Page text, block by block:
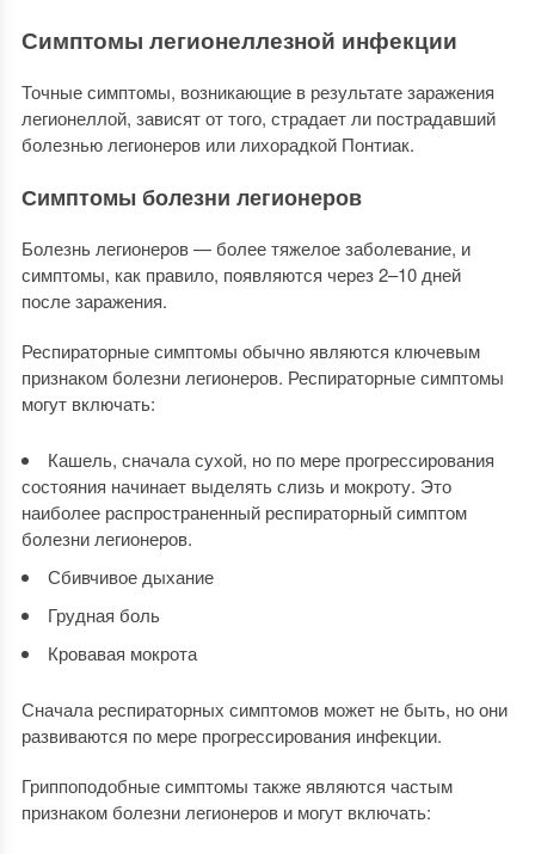
Симптомы легионеллезной инфекции
Точные симптомы, возникающие в результате заражения
легионеллой, зависят от того, страдает ли пострадавший
болезнью легионеров или лихорадкой Понтиак.
Симптомы болезни легионеров
Болезнь легионеров — более тяжелое заболевание, и
симптомы, как правило, появляются через 2–10 дней
после заражения.
Респираторные симптомы обычно являются ключевым
признаком болезни легионеров. Респираторные симптомы
могут включать:
Кашель, сначала сухой, но по мере прогрессирования
состояния начинает выделять слизь и мокроту. Это
наиболее распространенный респираторный симптом
болезни легионеров.
Сбивчивое дыхание
Грудная боль
Кровавая мокрота
Сначала респираторных симптомов может не быть, но они
развиваются по мере прогрессирования инфекции.
Гриппоподобные симптомы также являются частым
признаком болезни легионеров и могут включать: